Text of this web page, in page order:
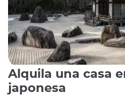
Alquila una casa
japonesa